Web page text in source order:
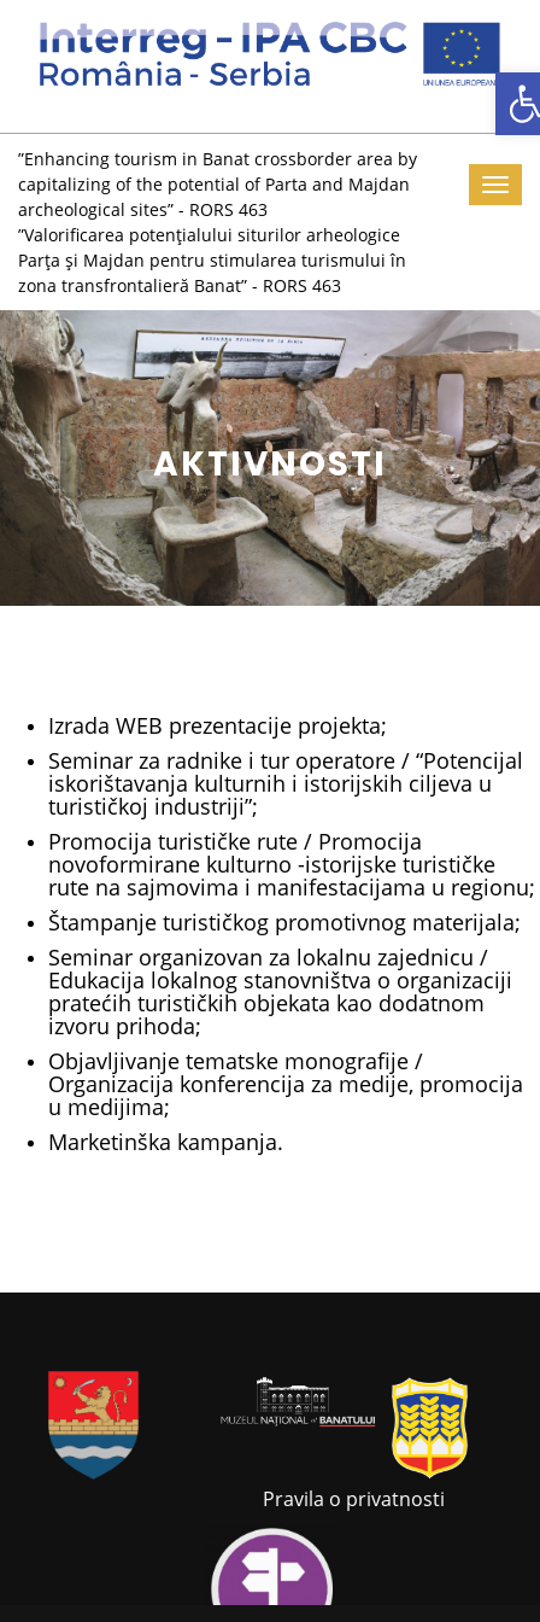
”Enhancing tourism in Banat crossborder area by
capitalizing of the potential of Parta and Majdan
archeological sites” - RORS 463
”Valorificarea potențialului siturilor arheologice
Parța și Majdan pentru stimularea turismului în
zona transfrontalieră Banat” - RORS 463
AKTIVNOSTI
Izrada WEB prezentacije projekta;
Seminar za radnike i tur operatore / “Potencijal
iskorištavanja kulturnih i istorijskih ciljeva u
turističkoj industriji”;
Promocija turističke rute / Promocija
novoformirane kulturno -istorijske turističke
rute na sajmovima i manifestacijama u regionu;
Štampanje turističkog promotivnog materijala;
Seminar organizovan za lokalnu zajednicu /
Edukacija lokalnog stanovništva o organizaciji
pratećih turističkih objekata kao dodatnom
izvoru prihoda;
Objavljivanje tematske monografije /
Organizacija konferencija za medije, promocija
u medijima;
Marketinška kampanja.
Pravila o privatnosti